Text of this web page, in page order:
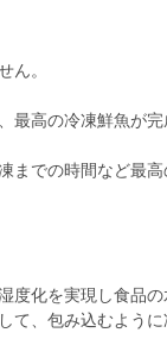
ん。
最高の冷凍鮮魚が
での時間など最高
度化を実現し食品
て、包み込むよう